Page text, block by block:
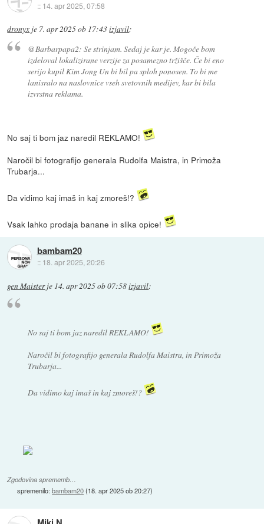
:: 14. apr 2025, 07:58
dronyx je 7. apr 2025 ob 17:43izjavil:
@Barbarpapa2: Se strinjam. Sedaj je kar je. Mogoče bom
izdeloval lokalizirane verzije za posamezno tržišče. Če bi eno
serijo kupil Kim Jong Un bi bil pa sploh ponosen. To bi me
lanisralo na naslovnice vseh svetovnih medijev, kar bi bila
izvrstna reklama.
No saj ti bom jaz naredil REKLAMO!
Naročil bi fotografijo generala Rudolfa Maistra, in Primoža
Trubarja...
Da vidimo kaj imaš in kaj zmoreš!?
Vsak lahko prodaja banane in slika opice!
bambam20
:: 18. apr 2025, 20:26
gen Maisterje 14. apr 2025 ob 07:58izjavil:
No saj ti bom jaz naredil REKLAMO!
Naročil bi fotografijo generala Rudolfa Maistra, in Primoža
Trubarja...
Da vidimo kaj imaš in kaj zmoreš!?
Zgodovina sprememb…
spremenilo:bambam20(18. apr 2025 ob 20:27)